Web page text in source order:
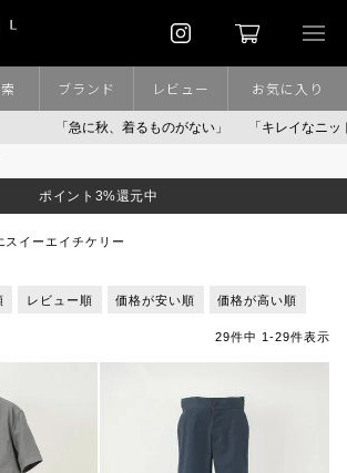
「急に秋、着るものがない」 「キレイなニット」
ブランド レビュー お気に入り
ポイント3%還元中
スイーエイチケリー
レビュー順 価格が安い順 価格が高い順
29件中 1-29件表示